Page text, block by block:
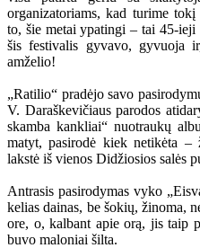
organizatoriams, kad turime
to, šie metai ypatingi – tai 45-
šis festivalis gyvavo, gyvuoja
amželio!
„Ratilio“ pradėjo savo
V. Daraškevičiaus parodos
skamba kankliai“ nuotraukų
matyt, pasirodė kiek netikėta
lakstė iš vienos Didžiosios salės
Antrasis pasirodymas vyko
kelias dainas, be šokių, žinoma,
ore, o, kalbant apie orą, jis taip
buvo maloniai šilta.